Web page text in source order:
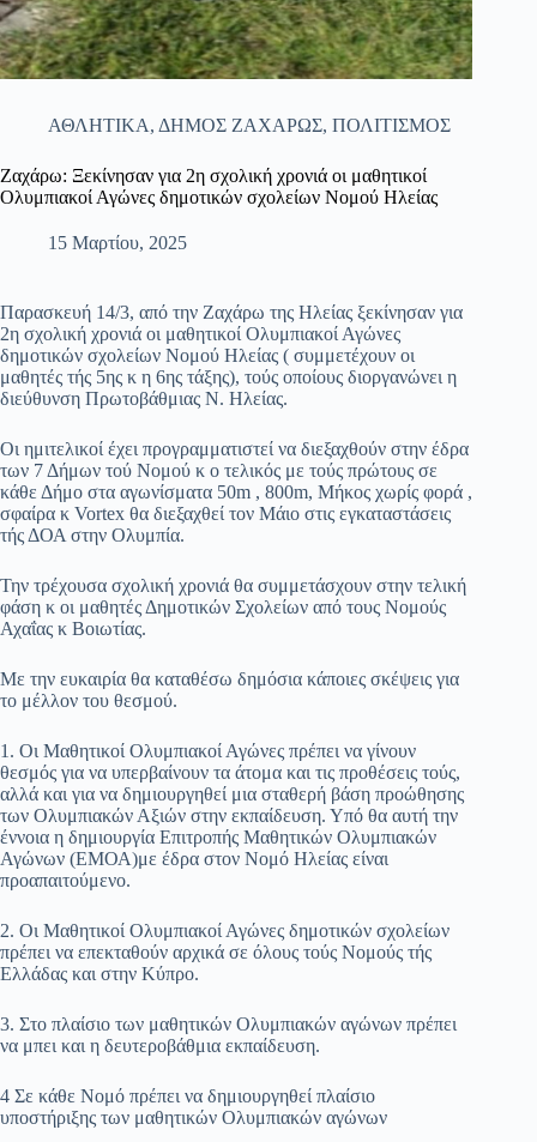
ΑΘΛΗΤΙΚΑ, ΔΗΜΟΣ ΖΑΧΑΡΩΣ, ΠΟΛΙΤΙΣΜΟΣ
Ζαχάρω: Ξεκίνησαν για 2η σχολική χρονιά οι μαθητικοί
Ολυμπιακοί Αγώνες δημοτικών σχολείων Νομού Ηλείας
15 Μαρτίου, 2025
Παρασκευή 14/3, από την Ζαχάρω της Ηλείας ξεκίνησαν για
2η σχολική χρονιά οι μαθητικοί Ολυμπιακοί Αγώνες
δημοτικών σχολείων Νομού Ηλείας ( συμμετέχουν οι
μαθητές τής 5ης κ η 6ης τάξης), τούς οποίους διοργανώνει η
διεύθυνση Πρωτοβάθμιας Ν. Ηλείας.
Οι ημιτελικοί έχει προγραμματιστεί να διεξαχθούν στην έδρα
των 7 Δήμων τού Νομού κ ο τελικός με τούς πρώτους σε
κάθε Δήμο στα αγωνίσματα 50m , 800m, Μήκος χωρίς φορά ,
σφαίρα κ Vortex θα διεξαχθεί τον Μάιο στις εγκαταστάσεις
τής ΔΟΑ στην Ολυμπία.
Την τρέχουσα σχολική χρονιά θα συμμετάσχουν στην τελική
φάση κ οι μαθητές Δημοτικών Σχολείων από τους Νομούς
Αχαΐας κ Βοιωτίας.
Με την ευκαιρία θα καταθέσω δημόσια κάποιες σκέψεις για
το μέλλον του θεσμού.
1. Οι Μαθητικοί Ολυμπιακοί Αγώνες πρέπει να γίνουν
θεσμός για να υπερβαίνουν τα άτομα και τις προθέσεις τούς,
αλλά και για να δημιουργηθεί μια σταθερή βάση προώθησης
των Ολυμπιακών Αξιών στην εκπαίδευση. Υπό θα αυτή την
έννοια η δημιουργία Επιτροπής Μαθητικών Ολυμπιακών
Αγώνων (ΕΜΟΑ)με έδρα στον Νομό Ηλείας είναι
προαπαιτούμενο.
2. Οι Μαθητικοί Ολυμπιακοί Αγώνες δημοτικών σχολείων
πρέπει να επεκταθούν αρχικά σε όλους τούς Νομούς τής
Ελλάδας και στην Κύπρο.
3. Στο πλαίσιο των μαθητικών Ολυμπιακών αγώνων πρέπει
να μπει και η δευτεροβάθμια εκπαίδευση.
4 Σε κάθε Νομό πρέπει να δημιουργηθεί πλαίσιο
υποστήριξης των μαθητικών Ολυμπιακών αγώνων